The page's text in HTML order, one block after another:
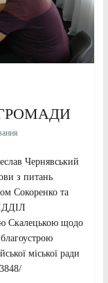
Чернявський
з питань
Сокоренко та
щодо
міської ради